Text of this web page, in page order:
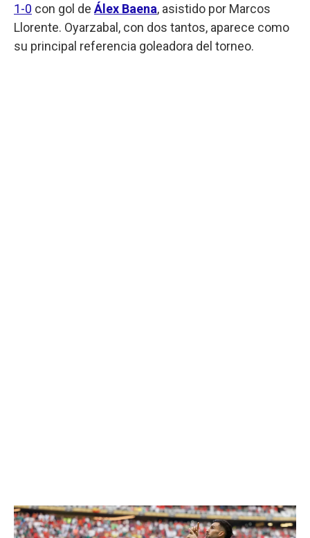
1-0 con gol de Álex Baena, asistido por Marcos
Llorente. Oyarzabal, con dos tantos, aparece como
su principal referencia goleadora del torneo.